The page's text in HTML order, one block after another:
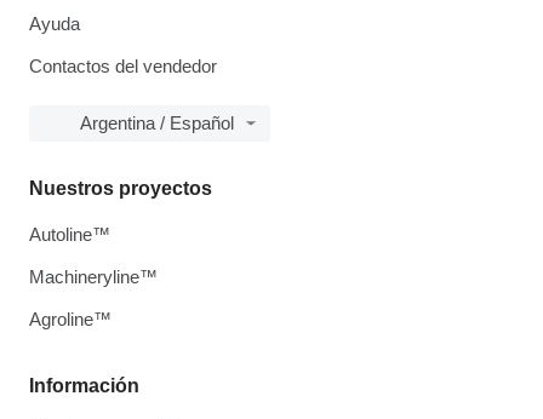
Ayuda
Contactos del vendedor
Argentina / Español
Información
Nuestros proyectos
Autoline™
Machineryline™
Agroline™